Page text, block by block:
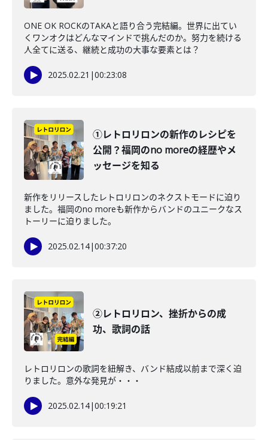
ONE OK ROCKのTAKAと語り合う完結編。世界に出てい
くワンオクはどんなマインドで挑んだのか。努力を続ける
人全てに送る、継続と成功の大事な要素とは？
2025.02.21 |00:23:08
①レトロリロンの新作のレシピを
公開？福岡のno moreの経歴やメ
ッセージを知る
新作をリリースしたレトロリロンのネクストモードに迫り
ました。福岡のno moreも新作からバンドのユニークなス
トーリーに迫りました。
2025.02.14|00:37:20
②レトロリロン、挫折からの成
功、歌詞の話
レトロリロンの歌詞を紐解き、バンド結成以前まで深く迫
りました。意外な発見が・・・
2025.02.14|00:19:21